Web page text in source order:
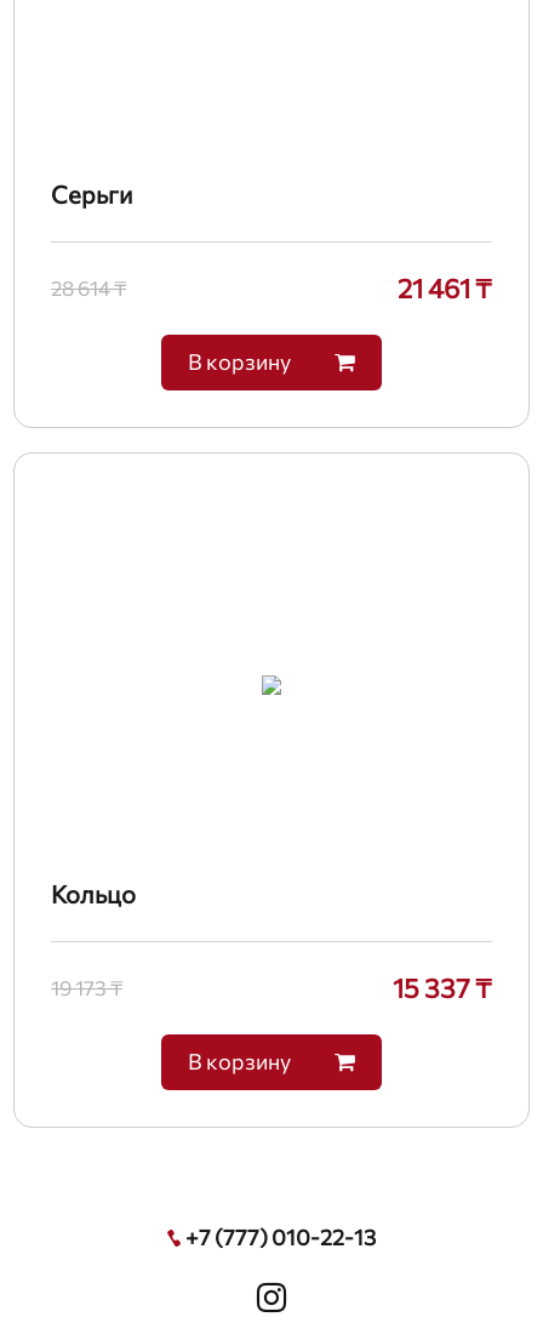
Серьги
28 614 ₸ 21 461 ₸
В корзину
Кольцо
19 173 ₸ 15 337 ₸
В корзину
+7 (777) 010-22-13